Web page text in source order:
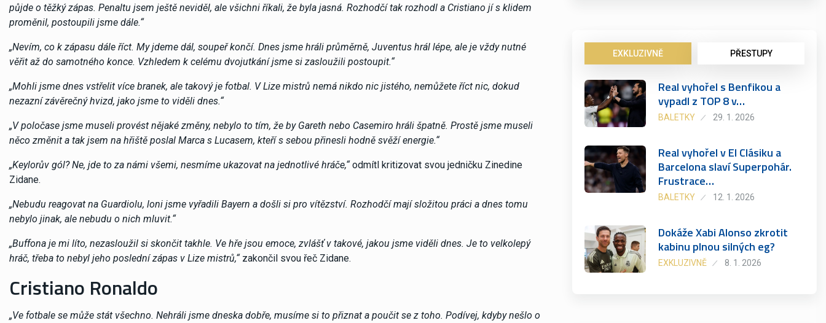
půjde o těžký zápas. Penaltu jsem ještě neviděl, ale všichni říkali, že byla jasná. Rozhodčí tak rozhodl a Cristiano jí s klidem
proměnil, postoupili jsme dále.“
„Nevím, co k zápasu dále říct. My jdeme dál, soupeř končí. Dnes jsme hráli průměrně, Juventus hrál lépe, ale je vždy nutné
věřit až do samotného konce. Vzhledem k celému dvojutkání jsme si zasloužili postoupit.“
„Mohli jsme dnes vstřelit více branek, ale takový je fotbal. V Lize mistrů nemá nikdo nic jistého, nemůžete říct nic, dokud
nezazní závěrečný hvizd, jako jsme to viděli dnes.“
„V poločase jsme museli provést nějaké změny, nebylo to tím, že by Gareth nebo Casemiro hráli špatně. Prostě jsme museli
něco změnit a tak jsem na hřiště poslal Marca s Lucasem, kteří s sebou přinesli hodně svěží energie.“
„Keylorův gól? Ne, jde to za námi všemi, nesmíme ukazovat na jednotlivé hráče,“odmítl kritizovat svou jedničku Zinedine
Zidane.
„Nebudu reagovat na Guardiolu, loni jsme vyřadili Bayern a došli si pro vítězství. Rozhodčí mají složitou práci a dnes tomu
nebylo jinak, ale nebudu o nich mluvit.“
„Buffona je mi líto, nezasloužil si skončit takhle. Ve hře jsou emoce, zvlášť v takové, jakou jsme viděli dnes. Je to velkolepý
hráč, třeba to nebyl jeho poslední zápas v Lize mistrů,“zakončil svou řeč Zidane.
Cristiano Ronaldo
„Ve fotbale se může stát všechno. Nehráli jsme dneska dobře, musíme si to přiznat a poučit se z toho. Podívej, kdyby nešlo o
EXKLUZIVNĚ PŘESTUPY
Real vyhořel s Benfikou a
vypadl z TOP 8 v…
BALETKY 29. 1. 2026
Real vyhořel v El Clásiku a
Barcelona slaví Superpohár.
Frustrace…
BALETKY 12. 1. 2026
Dokáže Xabi Alonso zkrotit
kabinu plnou silných eg?
EXKLUZIVNĚ 8. 1. 2026